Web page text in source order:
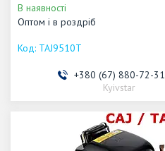
В наявності
Оптом і в роздріб
TAJ9510T
+380 (67) 880-72-31
Kyivstar